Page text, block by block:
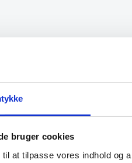
bruger cookies
at tilpasse vores indhold og